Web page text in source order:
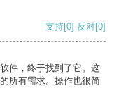
支持[0] 反对[0]
件，终于找到了它。这
所有需求。操作也很简